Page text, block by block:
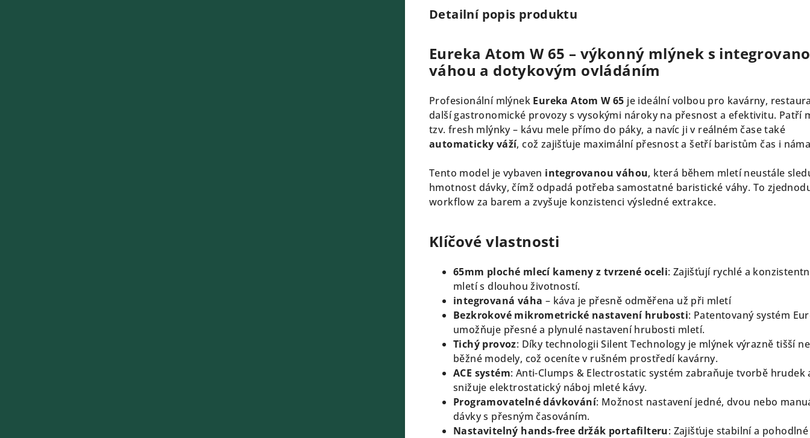
Detailní popis produktu
Eureka Atom W 65 – výkonný mlýnek s
váhou a dotykovým ovládáním
Profesionální mlýnek Eureka Atom W 65 je ideální volbou pro kavárny,
další gastronomické provozy s vysokými nároky na přesnost a efektivitu. Patří
tzv. fresh mlýnky – kávu mele přímo do páky, a navíc ji v reálném čase také
automaticky váží, což zajišťuje maximální přesnost a šetří baristům čas i
Tento model je vybaven integrovanou váhou, která během mletí neustále
hmotnost dávky, čímž odpadá potřeba samostatné baristické váhy. To
workflow za barem a zvyšuje konzistenci výsledné extrakce.
Klíčové vlastnosti
65mm ploché mlecí kameny z tvrzené oceli: Zajišťují rychlé a
mletí s dlouhou životností.
integrovaná váha – káva je přesně odměřena už při mletí
Bezkrokové mikrometrické nastavení hrubosti: Patentovaný systém
umožňuje přesné a plynulé nastavení hrubosti mletí.
Tichý provoz: Díky technologii Silent Technology je mlýnek výrazně tišší
běžné modely, což oceníte v rušném prostředí kavárny.
ACE systém: Anti-Clumps & Electrostatic systém zabraňuje tvorbě hrudek
snižuje elektrostatický náboj mleté kávy.
Programovatelné dávkování: Možnost nastavení jedné, dvou nebo
dávky s přesným časováním.
Nastavitelný hands-free držák portafilteru: Zajišťuje stabilní a pohodlné